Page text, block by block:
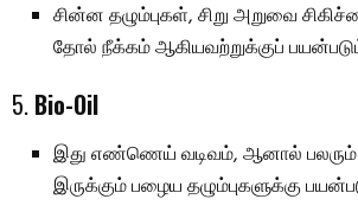
சின்ன தழும்புகள், சிறு அறுவை
தோல் நீக்கம் ஆகியவற்றுக்குப்
5. Bio-Oil
இது எண்ணெய் வடிவம், ஆனால் பலரும்
இருக்கும் பழைய தழும்புகளுக்கு